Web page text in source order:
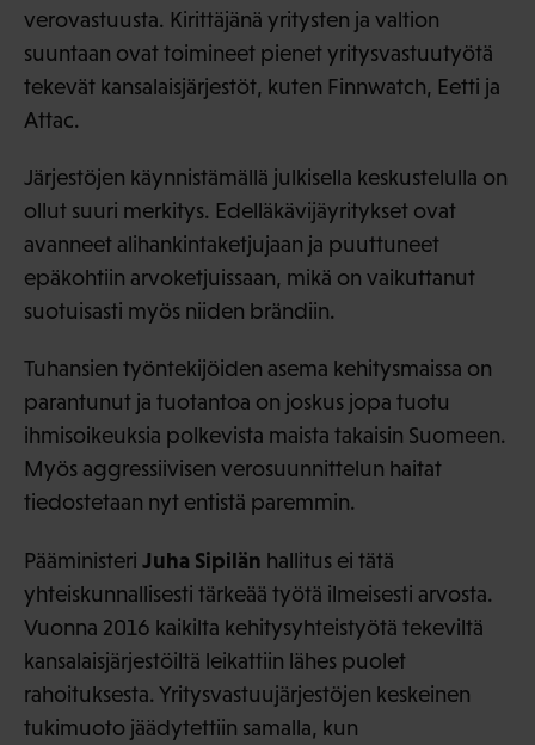
verovastuusta. Kirittäjänä yritysten ja valtion
suuntaan ovat toimineet pienet yritysvastuutyötä
tekevät kansalaisjärjestöt, kuten Finnwatch, Eetti ja
Attac.
Järjestöjen käynnistämällä julkisella keskustelulla on
ollut suuri merkitys. Edelläkävijäyritykset ovat
avanneet alihankintaketjujaan ja puuttuneet
epäkohtiin arvoketjuissaan, mikä on vaikuttanut
suotuisasti myös niiden brändiin.
Tuhansien työntekijöiden asema kehitysmaissa on
parantunut ja tuotantoa on joskus jopa tuotu
ihmisoikeuksia polkevista maista takaisin Suomeen.
Myös aggressiivisen verosuunnittelun haitat
tiedostetaan nyt entistä paremmin.
Pääministeri Juha Sipilän hallitus ei tätä
yhteiskunnallisesti tärkeää työtä ilmeisesti arvosta.
Vuonna 2016 kaikilta kehitysyhteistyötä tekeviltä
kansalaisjärjestöiltä leikattiin lähes puolet
rahoituksesta. Yritysvastuujärjestöjen keskeinen
tukimuoto jäädytettiin samalla, kun